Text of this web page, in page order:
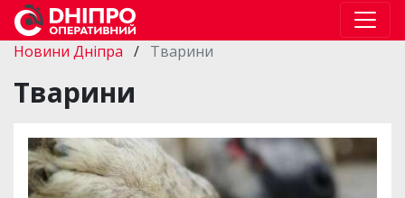
Новини Дніпра / Тварини
Тварини